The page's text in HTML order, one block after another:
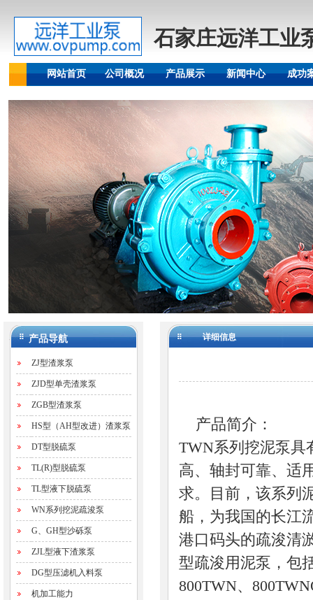
石家庄远洋工业
网站首页 公司概况 产品展示 新闻中心 成功
产品导航
ZJ型渣浆泵
ZJD型单壳渣浆泵
ZGB型渣浆泵
HS型（AH型改进）渣浆泵
DT型脱硫泵
TL(R)型脱硫泵
TL型液下脱硫泵
WN系列挖泥疏浚泵
G、GH型沙砾泵
ZJL型液下渣浆泵
DG型压滤机入料泵
机加工能力
详细信息
产品简介：
TWN系列挖泥泵具
高、轴封可靠、适
求。目前，该系列
船，为我国的长江
港口码头的疏浚清
型疏浚用泥泵，包
800TWN、